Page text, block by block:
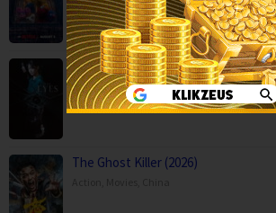
The Eyes (2026)
Horror,Movies,Thriller,Korea
The Ghost Killer (2026)